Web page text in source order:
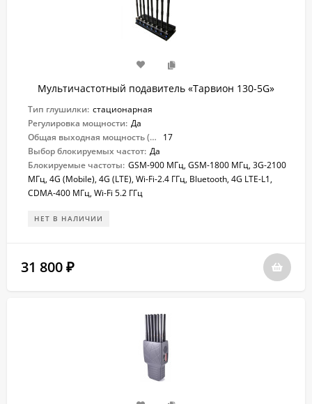
Мультичастотный подавитель «Тарвион ​130-5G»
Тип глушилки: стационарная
Регулировка мощности: Да
Общая выходная мощность (Вт):
17
Выбор блокируемых частот: Да
Блокируемые частоты: GSM-900 МГц, GSM-1800 МГц, 3G-2100
МГц, 4G (Mobile), 4G (LTE), Wi-Fi-2.4 ГГц, Bluetooth, 4G LTE-L1,
CDMA-400 МГц, Wi-Fi 5.2 ГГц
НЕТ В НАЛИЧИИ
31 800 ₽